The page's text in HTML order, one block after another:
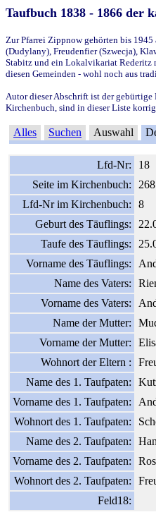
Taufbuch 1838 - 1866 der
Zur Pfarrei Zippnow gehörten bis
(Dudylany), Freudenfier (Szwecja),
Stabitz und ein Lokalvikariat Rederitz
diesen Gemeinden - wohl noch aus
Autor dieser Abschrift ist der gebürtige
Kirchenbuch, sind in dieser Liste
Alles Suchen Auswahl
Lfd-Nr:
18
Seite im Kirchenbuch:
268
Lfd-Nr im Kirchenbuch:
8
Geburt des Täuflings:
Taufe des Täuflings:
Vorname des Täuflings:
Name des Vaters:
Vorname des Vaters:
Name der Mutter:
Vorname der Mutter:
Wohnort der Eltern :
Name des 1. Taufpaten:
Vorname des 1. Taufpaten:
Wohnort des 1. Taufpaten:
Name des 2. Taufpaten:
Vorname des 2. Taufpaten:
Wohnort des 2. Taufpaten:
Feld18: